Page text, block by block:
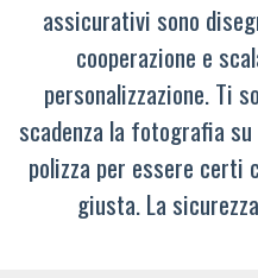
assicurativi sono
cooperazione e
personalizzazione. Ti
scadenza la fotografia
polizza per essere certi
giusta. La